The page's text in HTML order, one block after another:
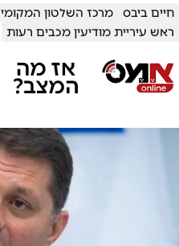
חיים ביבס
מרכז השלטון המקומי
ראש עיריית מודיעין מכבים רעות